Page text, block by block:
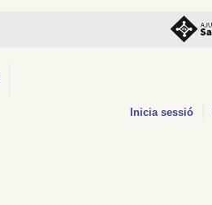
Inicia sessió